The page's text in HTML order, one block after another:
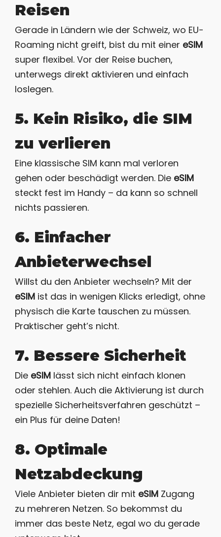
Reisen
Gerade in Ländern wie der Schweiz, wo EU-
Roaming nicht greift, bist du mit einer eSIM
super flexibel. Vor der Reise buchen,
unterwegs direkt aktivieren und einfach
loslegen.
5. Kein Risiko, die SIM
zu verlieren
Eine klassische SIM kann mal verloren
gehen oder beschädigt werden. Die eSIM
steckt fest im Handy – da kann so schnell
nichts passieren.
6. Einfacher
Anbieterwechsel
Willst du den Anbieter wechseln? Mit der
eSIM ist das in wenigen Klicks erledigt, ohne
physisch die Karte tauschen zu müssen.
Praktischer geht’s nicht.
7. Bessere Sicherheit
Die eSIM lässt sich nicht einfach klonen
oder stehlen. Auch die Aktivierung ist durch
spezielle Sicherheitsverfahren geschützt –
ein Plus für deine Daten!
8. Optimale
Netzabdeckung
Viele Anbieter bieten dir mit eSIM Zugang
zu mehreren Netzen. So bekommst du
immer das beste Netz, egal wo du gerade